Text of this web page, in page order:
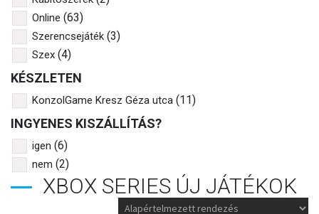
Online (63)
Szerencsejáték (3)
Szex (4)
KÉSZLETEN
KonzolGame Kresz Géza utca (11)
INGYENES KISZÁLLÍTÁS?
igen (6)
nem (2)
XBOX SERIES ÚJ JÁTÉKOK